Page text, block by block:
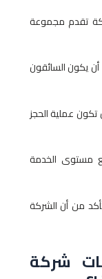
تقدم مجموعة
يكون السائقون
عملية الحجز
مستوى الخدمة
من أن الشركة
شركة